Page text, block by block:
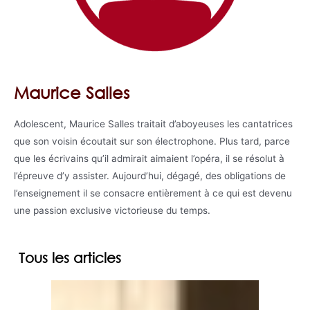
Maurice Salles
Adolescent, Maurice Salles traitait d’aboyeuses les cantatrices
que son voisin écoutait sur son électrophone. Plus tard, parce
que les écrivains qu’il admirait aimaient l’opéra, il se résolut à
l’épreuve d’y assister. Aujourd’hui, dégagé, des obligations de
l’enseignement il se consacre entièrement à ce qui est devenu
une passion exclusive victorieuse du temps.
Tous les articles